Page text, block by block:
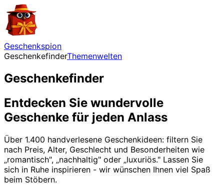
Geschenkspion
GeschenkefinderThemenwelten
Geschenkefinder
Entdecken Sie wundervolle
Geschenke für jeden Anlass
Über 1.400 handverlesene Geschenkideen: filtern Sie
nach Preis, Alter, Geschlecht und Besonderheiten wie
„romantisch", „nachhaltig" oder „luxuriös." Lassen Sie
sich in Ruhe inspirieren - wir wünschen Ihnen viel Spaß
beim Stöbern.